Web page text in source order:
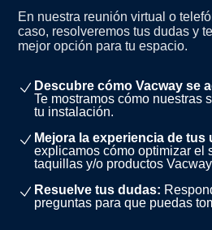
En nuestra reunión virtual o
caso, resolveremos tus dudas y
mejor opción para tu espacio.
Descubre cómo Vacway se
Te mostramos cómo nuestras
tu instalación.
Mejora la experiencia de tus
explicamos cómo optimizar el
taquillas y/o productos
Resuelve tus dudas:
preguntas para que puedas